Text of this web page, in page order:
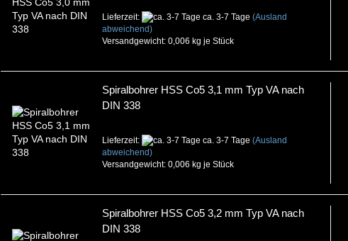
Lieferzeit: ca. 3-7 Tage (Ausland
abweichend)
Versandgewicht: 0,006 kg je Stück
Spiralbohrer HSS Co5 3,1 mm Typ VA nach
DIN 338
Lieferzeit: ca. 3-7 Tage (Ausland
abweichend)
Versandgewicht: 0,006 kg je Stück
Spiralbohrer HSS Co5 3,2 mm Typ VA nach
DIN 338